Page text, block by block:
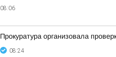
08:06
Прокуратура организовала
08:24